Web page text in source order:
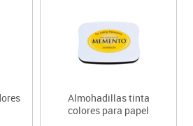
Almohadillas tinta
colores para papel